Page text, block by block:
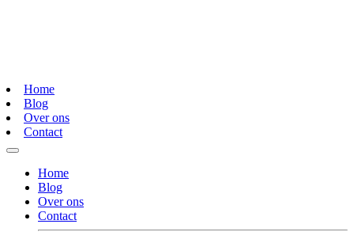
Home
Blog
Over ons
Contact
Home
Blog
Over ons
Contact